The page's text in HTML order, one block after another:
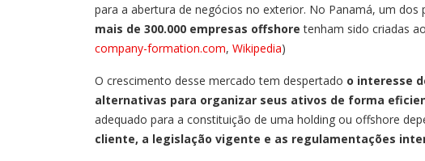
para a abertura de negócios no exterior. No Panamá, um
mais de 300.000 empresas offshore tenham sido criadas
company-formation.com, Wikipedia)
O crescimento desse mercado tem despertado o interesse
alternativas para organizar seus ativos de forma
adequado para a constituição de uma holding ou offshore
cliente, a legislação vigente e as regulamentações